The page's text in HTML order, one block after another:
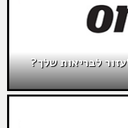
לבריאות שלך?